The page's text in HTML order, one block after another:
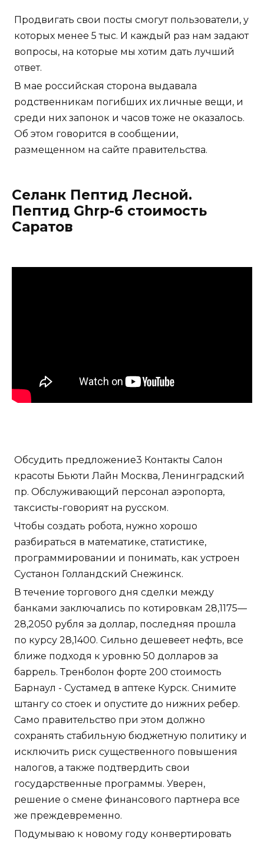
Продвигать свои посты смогут пользователи, у
которых менее 5 тыс. И каждый раз нам задают
вопросы, на которые мы хотим дать лучший
ответ.
В мае российская сторона выдавала
родственникам погибших их личные вещи, и
среди них запонок и часов тоже не оказалось.
Об этом говорится в сообщении,
размещенном на сайте правительства.
Селанк Пептид Лесной.
Пептид Ghrp-6 стоимость
Саратов
Обсудить предложение3 Контакты Салон
красоты Бьюти Лайн Москва, Ленинградский
пр. Обслуживающий персонал аэропорта,
таксисты-говорият на русском.
Чтобы создать робота, нужно хорошо
разбираться в математике, статистике,
программировании и понимать, как устроен
Сустанон Голландский Снежинск.
В течение торгового дня сделки между
банками заключались по котировкам 28,1175—
28,2050 рубля за доллар, последняя прошла
по курсу 28,1400. Сильно дешевеет нефть, все
ближе подходя к уровню 50 долларов за
баррель. Тренболон форте 200 стоимость
Барнаул - Сустамед в аптеке Курск. Снимите
штангу со стоек и опустите до нижних ребер.
Само правительство при этом должно
сохранять стабильную бюджетную политику и
исключить риск существенного повышения
налогов, а также подтвердить свои
государственные программы. Уверен,
решение о смене финансового партнера все
же преждевременно.
Подумываю к новому году конвертировать